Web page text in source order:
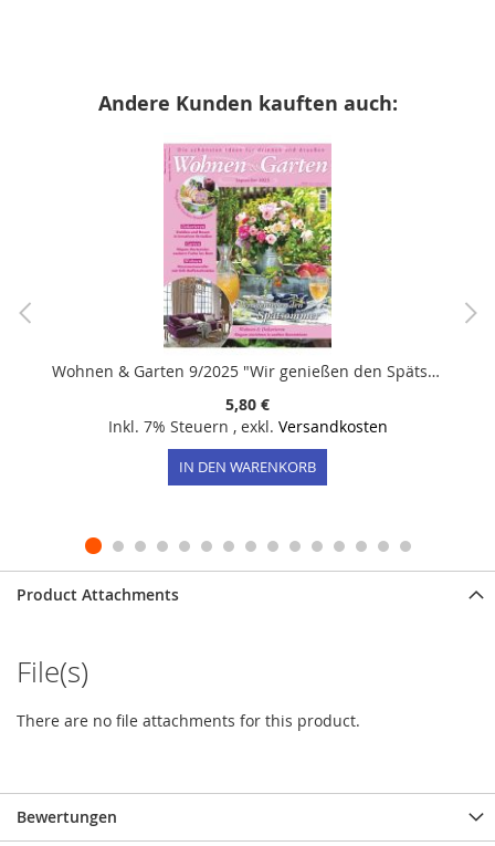
Andere Kunden kauften auch:
Wohnen & Garten 9/2025 "Wir genießen den Spätsommer"
5,80 €
Inkl. 7% Steuern , exkl. Versandkosten
IN DEN WARENKORB
Product Attachments
File(s)
There are no file attachments for this product.
Bewertungen